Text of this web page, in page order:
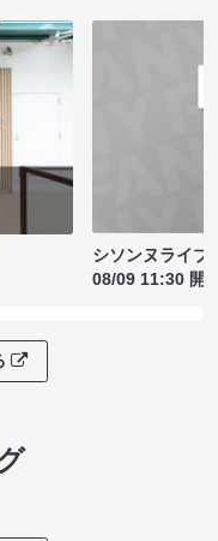
シソンヌライ
08/09 11:30 開